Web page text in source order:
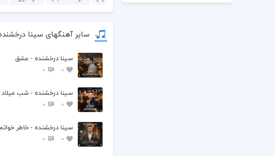
سایر آهنگهای سینا
سینا درخشنده - عشق
0
0
سینا درخشنده - شب میلاد
0
0
سینا درخشنده - خاطر
0
0